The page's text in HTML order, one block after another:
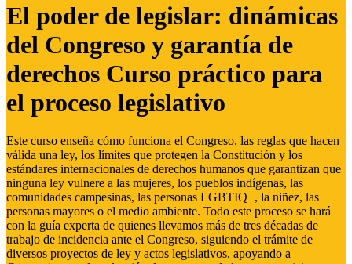
El poder de legislar: dinámicas
del Congreso y garantía de
derechos Curso práctico para
el proceso legislativo
Este curso enseña cómo funciona el Congreso, las reglas que hacen
válida una ley, los límites que protegen la Constitución y los
estándares internacionales de derechos humanos que garantizan que
ninguna ley vulnere a las mujeres, los pueblos indígenas, las
comunidades campesinas, las personas LGBTIQ+, la niñez, las
personas mayores o el medio ambiente. Todo este proceso se hará
con la guía experta de quienes llevamos más de tres décadas de
trabajo de incidencia ante el Congreso, siguiendo el trámite de
diversos proyectos de ley y actos legislativos, apoyando a